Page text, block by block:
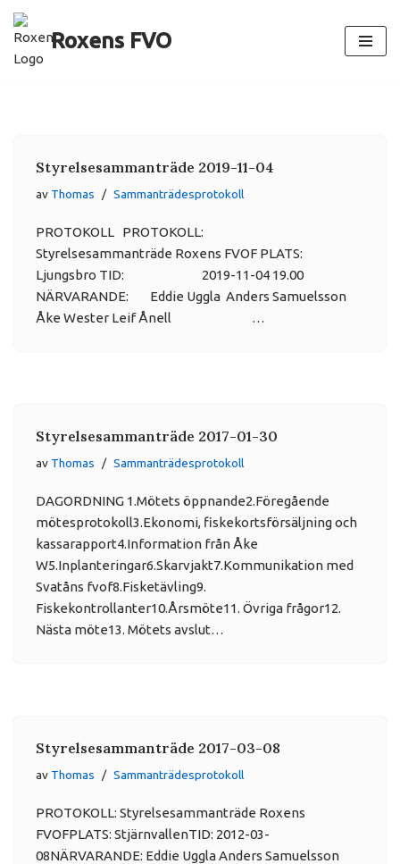
HoppaRoxens FVO
Styrelsesammanträde 2019-11-04
av Thomas Sammanträdesprotokoll
PROTOKOLL PROTOKOLL:
Styrelsesammanträde Roxens FVOF PLATS:
Ljungsbro TID: 2019-11-04 19.00
NÄRVARANDE: Eddie Uggla Anders Samuelsson
Åke Wester Leif Ånell …
Styrelsesammanträde 2017-01-30
av Thomas Sammanträdesprotokoll
DAGORDNING 1.Mötets öppnande2.Föregående
mötesprotokoll3.Ekonomi, fiskekortsförsäljning och
kassarapport4.Information från Åke
W5.Inplanteringar6.Skarvjakt7.Kommunikation med
Svatåns fvof8.Fisketävling9.
Fiskekontrollanter10.Årsmöte11. Övriga frågor12.
Nästa möte13. Mötets avslut…
Styrelsesammanträde 2017-03-08
av Thomas Sammanträdesprotokoll
PROTOKOLL: Styrelsesammanträde Roxens
FVOFPLATS: StjärnvallenTID: 2012-03-
08NÄRVARANDE: Eddie Uggla Anders Samuelsson